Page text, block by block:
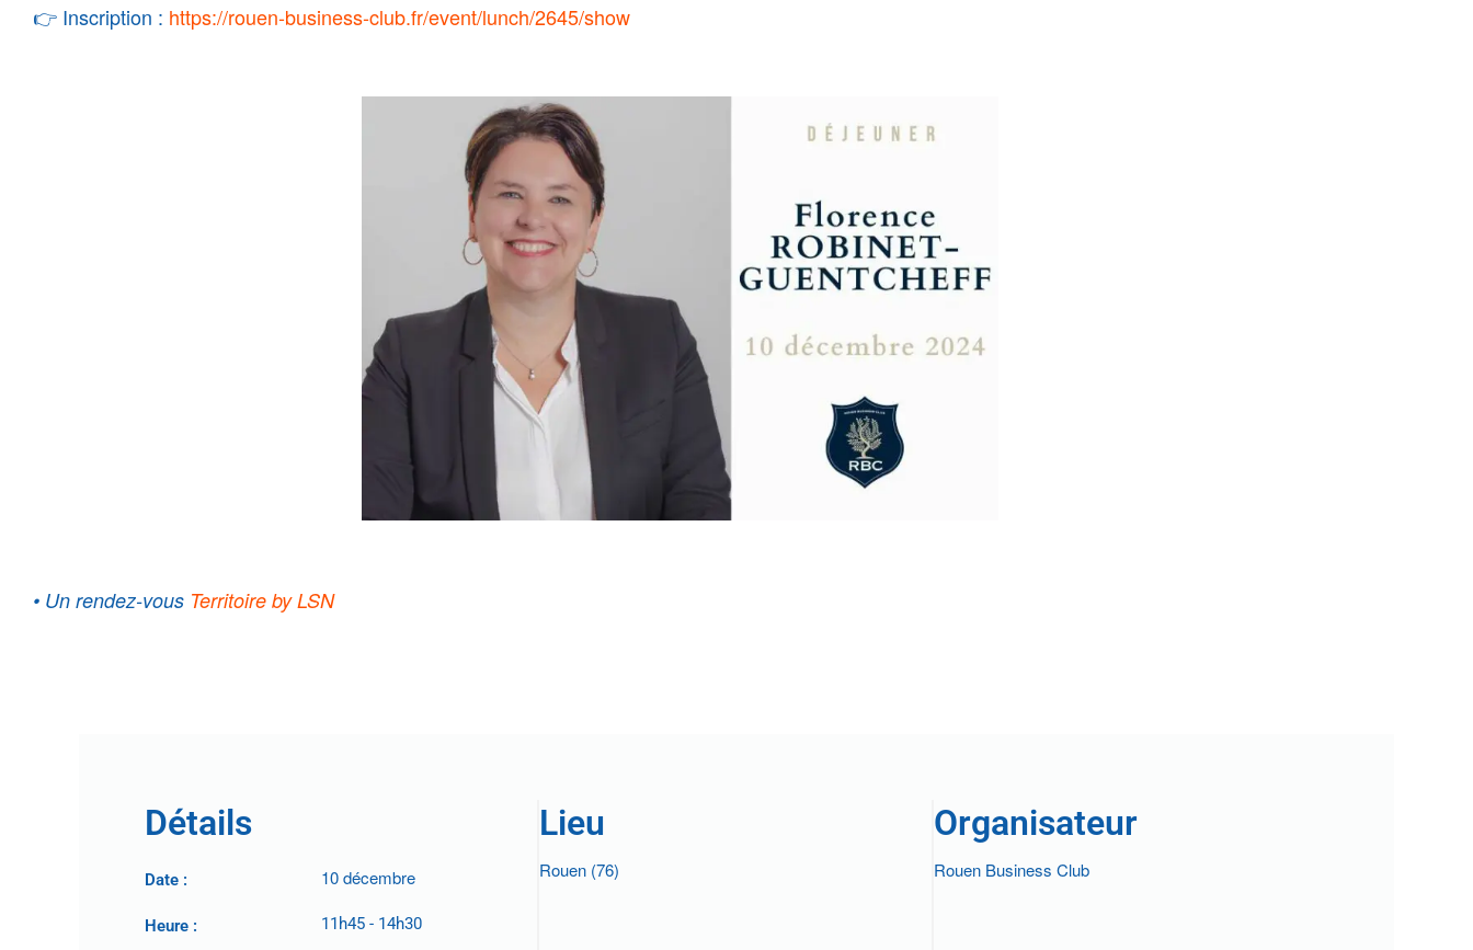
👉 Inscription : https://rouen-business-club.fr/event/lunch/2645/show
• Un rendez-vous Territoire by LSN
Détails
Date : 10 décembre
Heure : 11h45 - 14h30
Lieu
Rouen (76)
Organisateur
Rouen Business Club